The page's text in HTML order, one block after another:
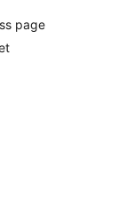
page